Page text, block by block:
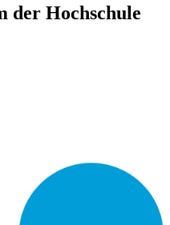
der Hochschule